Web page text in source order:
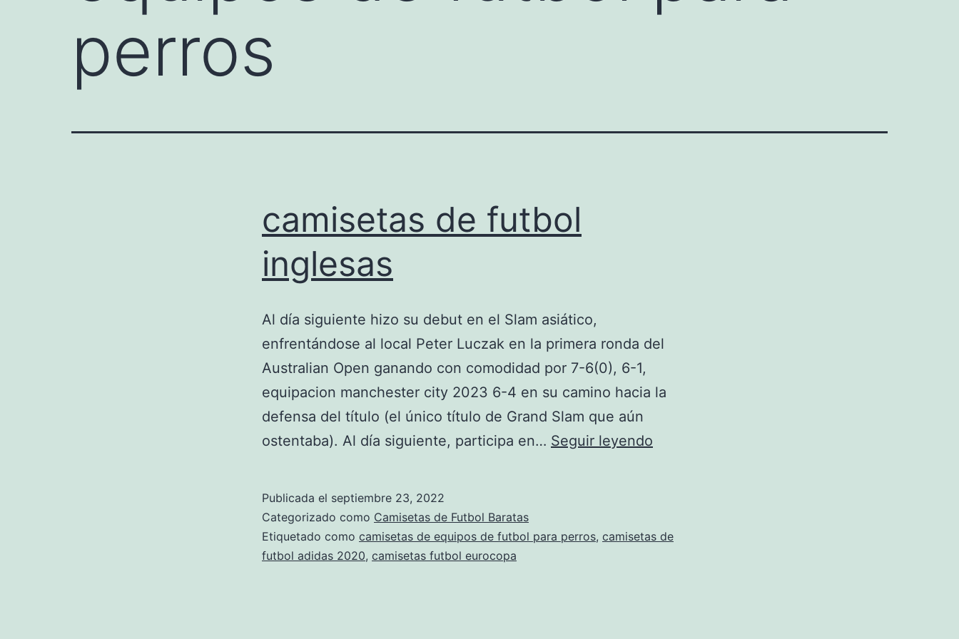
perros
camisetas de futbol
inglesas
Al día siguiente hizo su debut en el Slam asiático,
enfrentándose al local Peter Luczak en la primera ronda del
Australian Open ganando con comodidad por 7-6(0), 6-1,
equipacion manchester city 2023 6-4 en su camino hacia la
defensa del título (el único título de Grand Slam que aún
ostentaba). Al día siguiente, participa en… Seguir leyendo
Publicada el septiembre 23, 2022
Categorizado como Camisetas de Futbol Baratas
Etiquetado como camisetas de equipos de futbol para perros, camisetas de
futbol adidas 2020, camisetas futbol eurocopa